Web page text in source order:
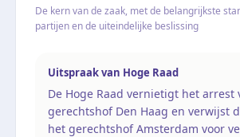
De kern van de zaak, met de belangrijkste
partijen en de uiteindelijke beslissing
Uitspraak van Hoge Raad
De Hoge Raad vernietigt het arrest
gerechtshof Den Haag en verwijst
het gerechtshof Amsterdam voor